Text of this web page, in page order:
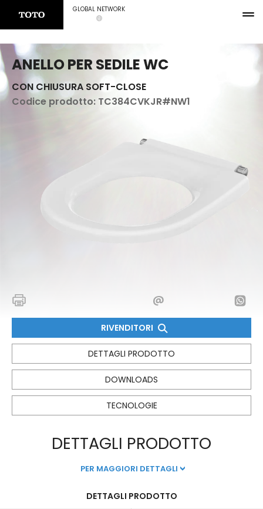
GLOBAL NETWORK
ANELLO PER SEDILE WC
CON CHIUSURA SOFT-CLOSE
Codice prodotto: TC384CVKJR#NW1
RIVENDITORI
DETTAGLI PRODOTTO
DOWNLOADS
TECNOLOGIE
DETTAGLI PRODOTTO
PER MAGGIORI DETTAGLI
DETTAGLI PRODOTTO